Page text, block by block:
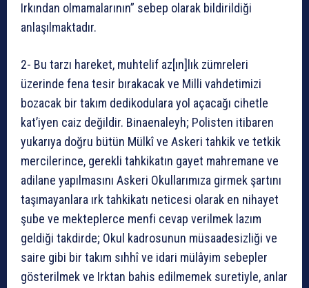
Irkından olmamalarının” sebep olarak bildirildiği
anlaşılmaktadır.
2- Bu tarzı hareket, muhtelif az[ın]lık zümreleri
üzerinde fena tesir bırakacak ve Milli vahdetimizi
bozacak bir takım dedikodulara yol açacağı cihetle
kat’iyen caiz değildir. Binaenaleyh; Polisten itibaren
yukarıya doğru bütün Mülkî ve Askeri tahkik ve tetkik
mercilerince, gerekli tahkikatın gayet mahremane ve
adilane yapılmasını Askeri Okullarımıza girmek şartını
taşımayanlara ırk tahkikatı neticesi olarak en nihayet
şube ve mekteplerce menfi cevap verilmek lazım
geldiği takdirde; Okul kadrosunun müsaadesizliği ve
saire gibi bir takım sıhhî ve idari mülâyim sebepler
gösterilmek ve Irktan bahis edilmemek suretiyle, anlar